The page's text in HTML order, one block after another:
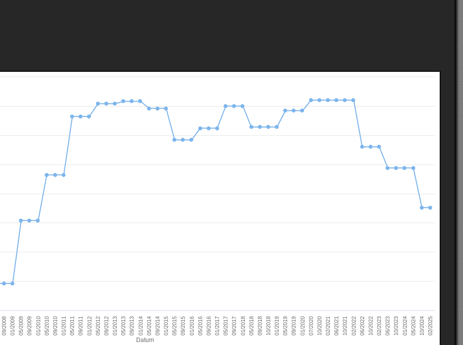
Datum
09/2008 01/2009 05/2009 09/2009 01/2010 05/2010 09/2010 01/2011 05/2011 09/2011 01/2012 05/2012 09/2012 01/2013 05/2013 09/2013 01/2014 05/2014 09/2014 01/2015 05/2015 09/2015 01/2016 05/2016 09/2016 01/2017 05/2017 09/2017 01/2018 05/2018 09/2018 10/2018 01/2019 05/2019 09/2019 01/2020 07/2020 10/2020 02/2021 06/2021 10/2021 02/2022 06/2022 10/2022 02/2023 06/2023 10/2023 01/2024 05/2024 10/2024 02/2025